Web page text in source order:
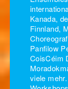
Kanada,
Finnland,
Panfilow
CoisCéim
viele